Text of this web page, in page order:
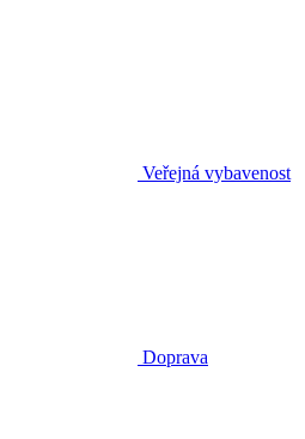
Veřejná vybavenost
Doprava